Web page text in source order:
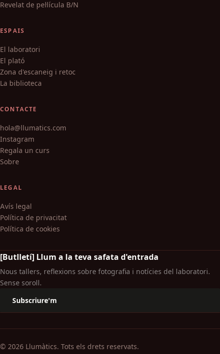
Revelat de pel·lícula B/N
ESPAIS
El laboratori
El plató
Zona d'escaneig i retoc
La biblioteca
CONTACTE
hola@llumatics.com
Instagram
Regala un curs
Sobre
LEGAL
Avís legal
Política de privacitat
Política de cookies
[Butlletí] Llum a la teva safata d'entrada
Nous tallers, reflexions sobre fotografia i notícies del laboratori.
Sense soroll.
Subscriure'm
© 2026 Llumàtics. Tots els drets reservats.